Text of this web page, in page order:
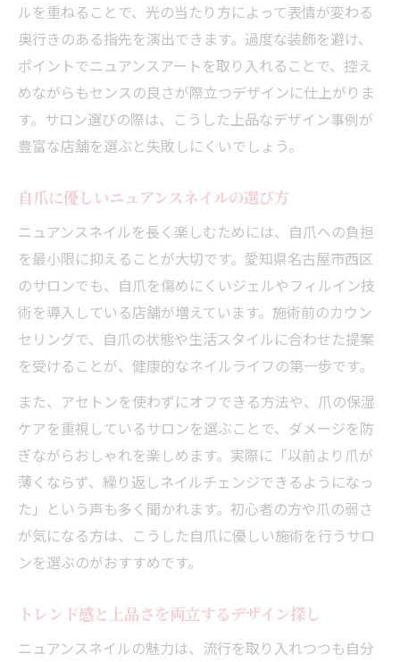
ルを重ねることで、光の当たり方によって表情が変わる
奥行きのある指先を演出できます。過度な装飾を避け、
ポイントでニュアンスアートを取り入れることで、控え
めながらもセンスの良さが際立つデザインに仕上がりま
す。サロン選びの際は、こうした上品なデザイン事例が
豊富な店舗を選ぶと失敗しにくいでしょう。
自爪に優しいニュアンスネイルの選び方
ニュアンスネイルを長く楽しむためには、自爪への負担
を最小限に抑えることが大切です。愛知県名古屋市西区
のサロンでも、自爪を傷めにくいジェルやフィルイン技
術を導入している店舗が増えています。施術前のカウン
セリングで、自爪の状態や生活スタイルに合わせた提案
を受けることが、健康的なネイルライフの第一歩です。
また、アセトンを使わずにオフできる方法や、爪の保湿
ケアを重視しているサロンを選ぶことで、ダメージを防
ぎながらおしゃれを楽しめます。実際に「以前より爪が
薄くならず、繰り返しネイルチェンジできるようになっ
た」という声も多く聞かれます。初心者の方や爪の弱さ
が気になる方は、こうした自爪に優しい施術を行うサロ
ンを選ぶのがおすすめです。
トレンド感と上品さを両立するデザイン探し
ニュアンスネイルの魅力は、流行を取り入れつつも自分